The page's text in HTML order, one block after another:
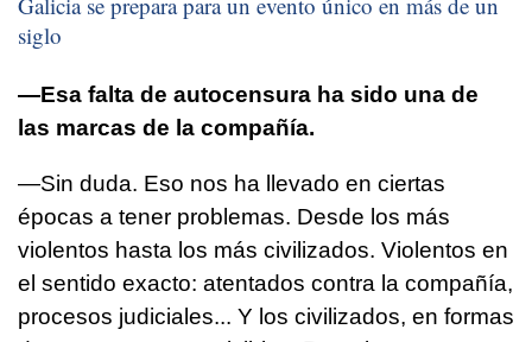
siglo
—Esa falta de autocensura ha sido una de
las marcas de la compañía.
—Sin duda. Eso nos ha llevado en ciertas
épocas a tener problemas. Desde los más
violentos hasta los más civilizados. Violentos en
el sentido exacto: atentados contra la compañía,
procesos judiciales... Y los civilizados, en formas